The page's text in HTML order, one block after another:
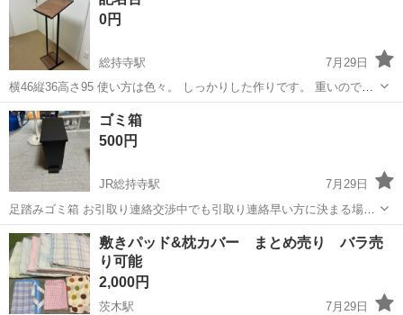
がメインです バラ積みバラ降...
0円
総持寺駅
7月29日
横46縦36高さ95 使い方は色々。 しっかりした作りです。 重いので車
で取りに来られる方。 阪急京都線、総持寺駅近くまで来れる方。
大阪 茨木市 総持寺駅
ゴミ箱
500円
JR総持寺駅
7月29日
足踏みゴミ箱 お引取り連絡交渉中でも引取り連絡早い方に決まる場合
があります できるだけ清掃した状態でお渡しさせていただきますがあ
くまでuesd品なのでそこをご理解いただける方のみ よろし
くお願い致します ノーク...
大阪 茨木市 JR総持寺駅 足踏み
敷きパッド&枕カバー まとめ売り バラ売
り可能
2,000円
茨木駅
7月29日